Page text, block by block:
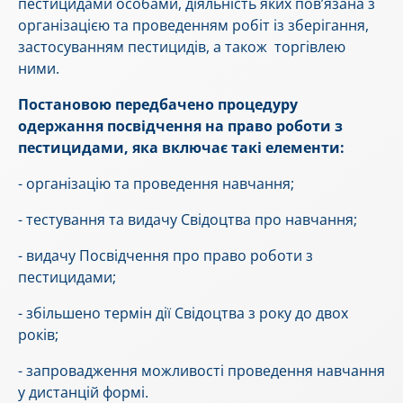
організацією та проведенням робіт із зберігання,
застосуванням пестицидів, а також торгівлею
ними.
Постановою передбачено процедуру
одержання посвідчення на право роботи з
пестицидами, яка включає такі елементи:
- організацію та проведення навчання;
- тестування та видачу Свідоцтва про навчання;
- видачу Посвідчення про право роботи з
пестицидами;
- збільшено термін дії Свідоцтва з року до двох
років;
- запровадження можливості проведення навчання
у дистанцій формі.